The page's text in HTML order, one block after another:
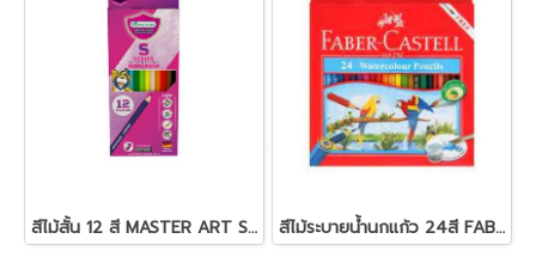
สีไม้สั้น 12 สี MASTER ART S-SERIES สีไม้ระบายน้ำนกแก้ว 24สี FABER-CASTELL